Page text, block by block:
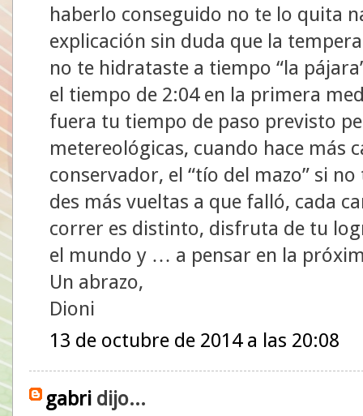
haberlo conseguido no te lo quita
explicación sin duda que la
no te hidrataste a tiempo “la
el tiempo de 2:04 en la primera
fuera tu tiempo de paso previsto
metereológicas, cuando hace más
conservador, el “tío del mazo” si
des más vueltas a que falló, cada
correr es distinto, disfruta de tu
el mundo y … a pensar en la
Un abrazo,
Dioni
13 de octubre de 2014 a las 20:08
gabri dijo...